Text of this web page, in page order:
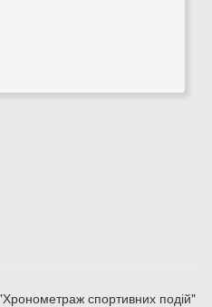
спортивних подій"